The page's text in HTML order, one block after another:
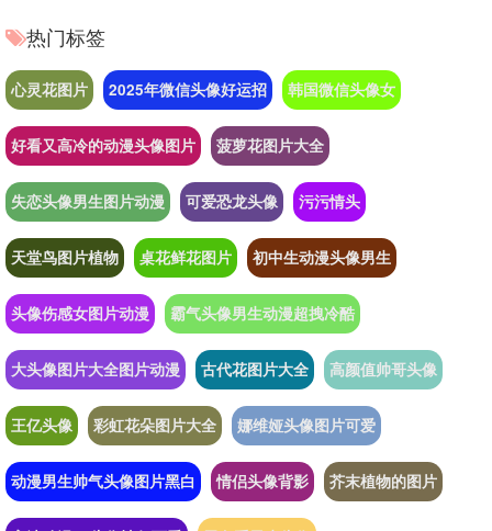
热门标签
心灵花图片 2025年微信头像好运招 韩国微信头像女
好看又高冷的动漫头像图片 菠萝花图片大全
失恋头像男生图片动漫 可爱恐龙头像 污污情头
天堂鸟图片植物 桌花鲜花图片 初中生动漫头像男生
头像伤感女图片动漫 霸气头像男生动漫超拽冷酷
大头像图片大全图片动漫 古代花图片大全 高颜值帅哥头像
王亿头像 彩虹花朵图片大全 娜维娅头像图片可爱
动漫男生帅气头像图片黑白 情侣头像背影 芥末植物的图片